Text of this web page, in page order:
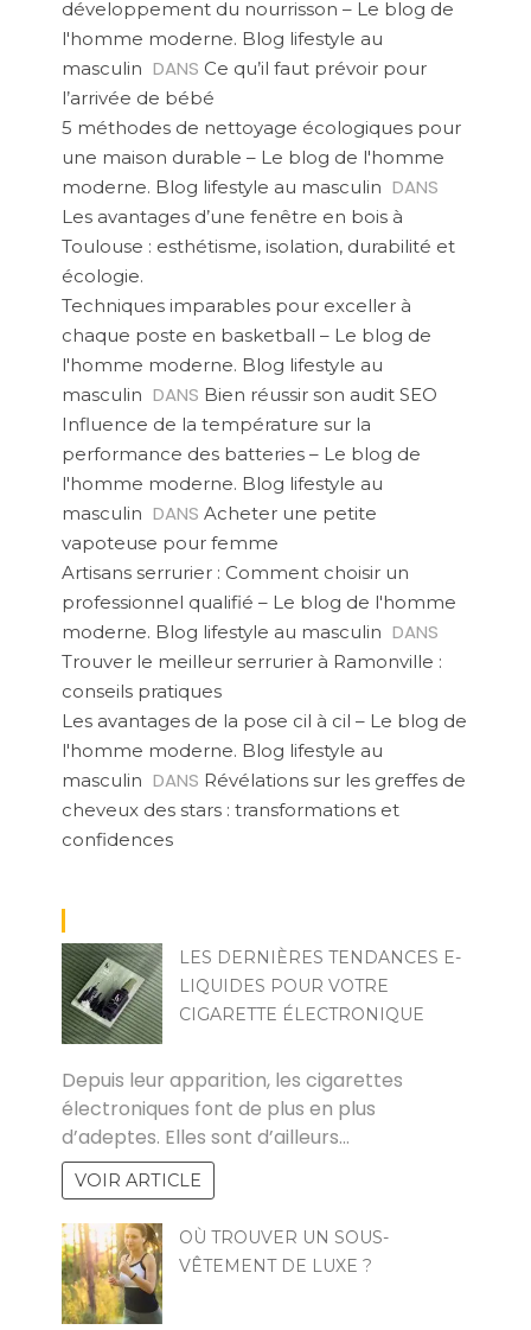
développement du nourrisson – Le blog de
l'homme moderne. Blog lifestyle au
masculin DANS Ce qu’il faut prévoir pour
l’arrivée de bébé
5 méthodes de nettoyage écologiques pour
une maison durable – Le blog de l'homme
moderne. Blog lifestyle au masculin DANS
Les avantages d’une fenêtre en bois à
Toulouse : esthétisme, isolation, durabilité et
écologie.
Techniques imparables pour exceller à
chaque poste en basketball – Le blog de
l'homme moderne. Blog lifestyle au
masculin DANS Bien réussir son audit SEO
Influence de la température sur la
performance des batteries – Le blog de
l'homme moderne. Blog lifestyle au
masculin DANS Acheter une petite
vapoteuse pour femme
Artisans serrurier : Comment choisir un
professionnel qualifié – Le blog de l'homme
moderne. Blog lifestyle au masculin DANS
Trouver le meilleur serrurier à Ramonville :
conseils pratiques
Les avantages de la pose cil à cil – Le blog de
l'homme moderne. Blog lifestyle au
masculin DANS Révélations sur les greffes de
cheveux des stars : transformations et
confidences
LES DERNIÈRES TENDANCES E-
LIQUIDES POUR VOTRE
CIGARETTE ÉLECTRONIQUE
Depuis leur apparition, les cigarettes
électroniques font de plus en plus
d’adeptes. Elles sont d’ailleurs…
VOIR ARTICLE
OÙ TROUVER UN SOUS-
VÊTEMENT DE LUXE ?